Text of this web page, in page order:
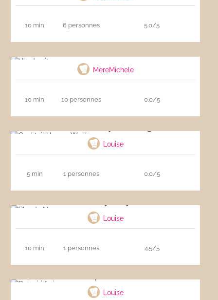
10 min 6 personnes 5.0/5
MereMichele
10 min 10 personnes 0.0/5
Louise
5 min 1 personnes 0.0/5
Louise
10 min 1 personnes 4.5/5
Louise